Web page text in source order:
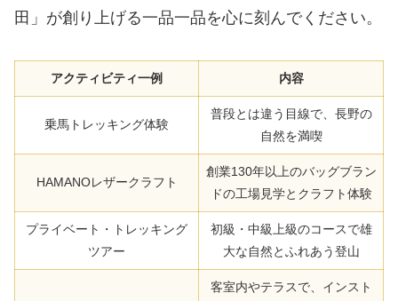
田」が創り上げる一品一品を心に刻んでください。
アクティビティ一例 内容
乗馬トレッキング体験
普段とは違う目線で、長野の
自然を満喫
HAMANOレザークラフト
創業130年以上のバッグブラン
ドの工場見学とクラフト体験
プライベート・トレッキング
ツアー
初級・中級上級のコースで雄
大な自然とふれあう登山
客室内やテラスで、インスト